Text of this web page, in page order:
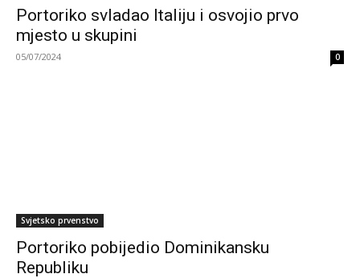
Portoriko svladao Italiju i osvojio prvo
mjesto u skupini
05/07/2024 0
Svjetsko prvenstvo
Portoriko pobijedio Dominikansku
Republiku